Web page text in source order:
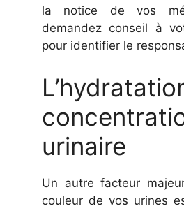
la notice de vos
demandez conseil à
pour identifier le
urinaire
Un autre facteur
couleur de vos urines